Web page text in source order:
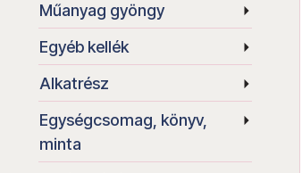
Műanyag gyöngy
Egyéb kellék
Alkatrész
Egységcsomag, könyv,
minta